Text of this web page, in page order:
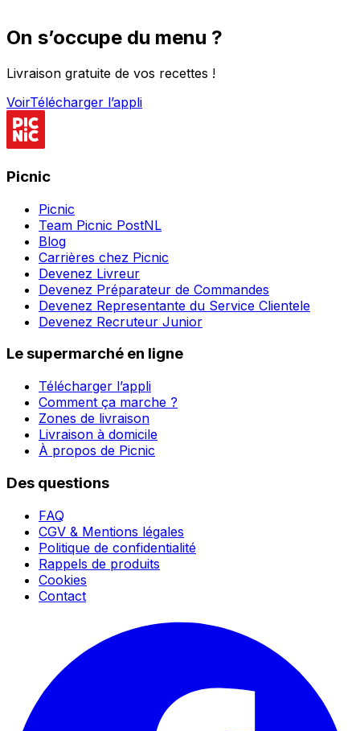
On s’occupe du menu ?
Livraison gratuite de vos recettes !
VoirTélécharger l’appli
Picnic
Picnic
Team Picnic PostNL
Blog
Carrières chez Picnic
Devenez Livreur
Devenez Préparateur de Commandes
Devenez Representante du Service Clientele
Devenez Recruteur Junior
Le supermarché en ligne
Télécharger l’appli
Comment ça marche ?
Zones de livraison
Livraison à domicile
À propos de Picnic
Des questions
FAQ
CGV & Mentions légales
Politique de confidentialité
Rappels de produits
Cookies
Contact